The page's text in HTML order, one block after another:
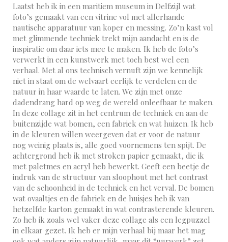
Laatst heb ik in een maritiem museum in Delfzijl wat
foto’s gemaakt van een vitrine vol met allerhande
nautische apparatuur van koper en messing. Zo’n kast vol
met glimmende techniek trekt mijn aandacht en is de
inspiratie om daar iets mee te maken. Ik heb de foto’s
verwerkt in een kunstwerk met toch best wel een
verhaal. Met al ons technisch vernuft zijn we kennelijk
niet in staat om de welvaart eerlijk te verdelen en de
natuur in haar waarde te laten. We zijn met onze
dadendrang hard op weg de wereld onleefbaar te maken.
In deze collage zit in het centrum de techniek en aan de
buitenzijde wat bomen, een fabriek en wat huizen. Ik heb
in de kleuren willen weergeven dat er voor de natuur
nog weinig plaats is, alle goed voornemens ten spijt. De
achtergrond heb ik met stroken papier gemaakt, die ik
met paletmes en acryl heb bewerkt. Geeft een beetje de
indruk van de structuur van sloophout met het contrast
van de schoonheid in de techniek en het verval. De bomen
wat ovaaltjes en de fabriek en de huisjes heb ik van
hetzelfde karton gemaakt in wat contrasterende kleuren.
Zo heb ik zoals wel vaker deze collage als een legpuzzel
in elkaar gezet. Ik heb er mijn verhaal bij maar het mag